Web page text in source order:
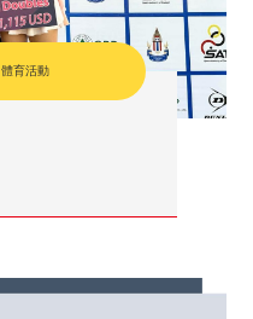
體育活動